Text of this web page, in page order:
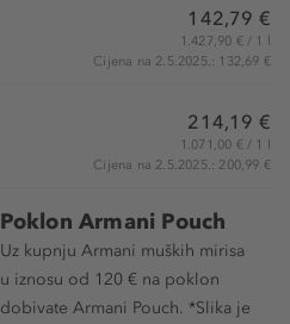
142,79 €
1.427,90 € / 1 l
Cijena na 2.5.2025.: 132,69 €
214,19 €
1.071,00 € / 1 l
Cijena na 2.5.2025.: 200,99 €
Poklon Armani Pouch
Uz kupnju Armani muških mirisa
u iznosu od 120 € na poklon
dobivate Armani Pouch. *Slika je